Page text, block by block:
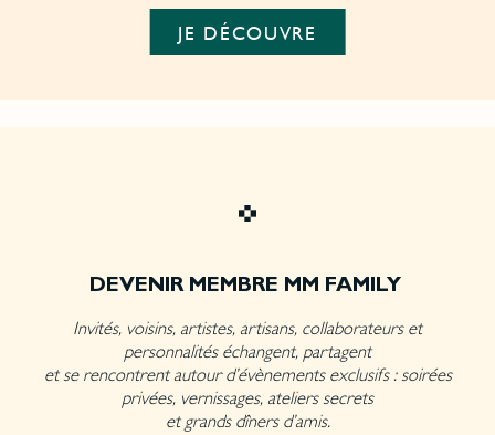
JE DÉCOUVRE
DEVENIR MEMBRE MM FAMILY
Invités, voisins, artistes, artisans, collaborateurs et
personnalités échangent, partagent
et se rencontrent autour d’évènements exclusifs : soirées
privées, vernissages, ateliers secrets
et grands dîners d’amis.